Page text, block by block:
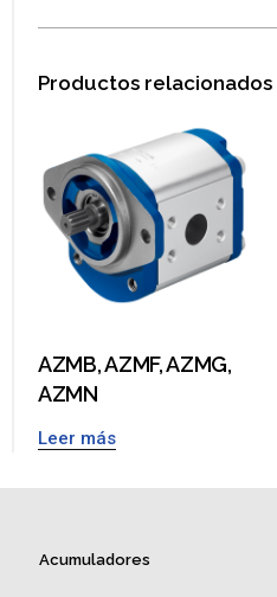
Productos relacionados
AZMB, AZMF, AZMG,
AZMN
Leer más
Acumuladores